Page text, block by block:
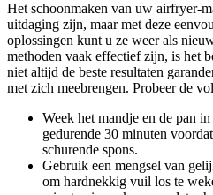
Het schoonmaken van uw airfryer-
uitdaging zijn, maar met deze
oplossingen kunt u ze weer als
methoden vaak effectief zijn, is het
niet altijd de beste resultaten
met zich meebrengen. Probeer de
Week het mandje en de pan
gedurende 30 minuten
schurende spons.
Gebruik een mengsel van
om hardnekkig vuil los te